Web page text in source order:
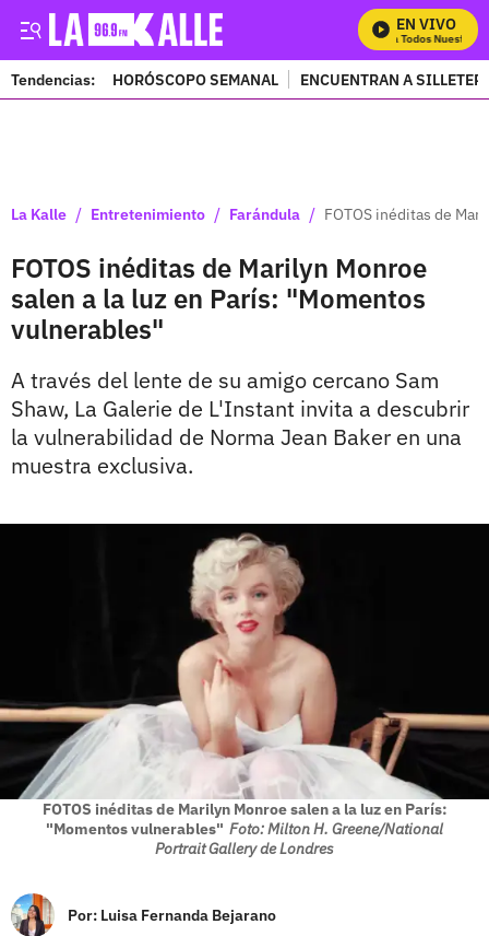
EN VIVO
Mira Todos Nuestros
Tendencias: HORÓSCOPO SEMANAL ENCUENTRAN A
La Kalle / Entretenimiento / Farándula / FOTOS inéditas de
FOTOS inéditas de Marilyn Monroe
salen a la luz en París: "Momentos
vulnerables"
A través del lente de su amigo cercano Sam
Shaw, La Galerie de L'Instant invita a descubrir
la vulnerabilidad de Norma Jean Baker en una
muestra exclusiva.
FOTOS inéditas de Marilyn Monroe salen a la luz en París:
"Momentos vulnerables" Foto: Milton H. Greene/National
Portrait Gallery de Londres
Por: Luisa Fernanda Bejarano